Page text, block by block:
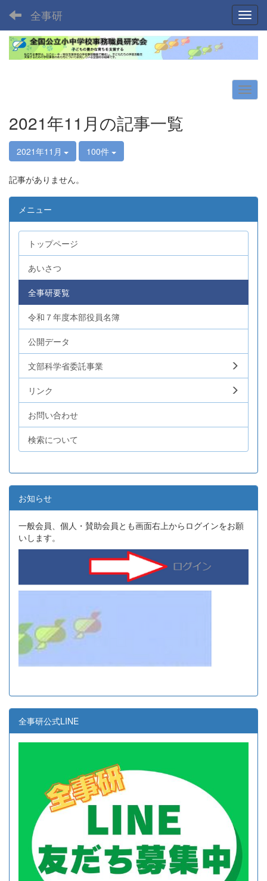
全事研
2021年11月の記事一覧
2021年11月 100件
記事がありません。
メニュー
トップページ
あいさつ
全事研要覧
令和７年度本部役員名簿
公開データ
文部科学省委託事業
リンク
お問い合わせ
検索について
お知らせ
一般会員、個人・賛助会員とも画面右上からログインをお願
いします。
全事研公式LINE